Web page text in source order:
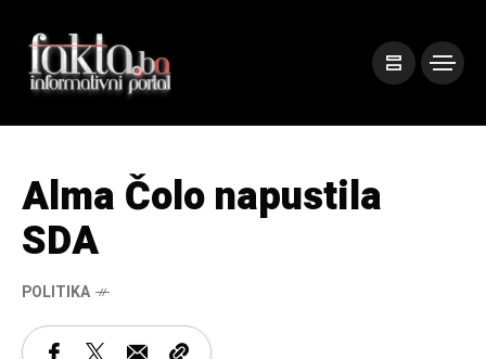
Alma Čolo napustila
SDA
POLITIKA